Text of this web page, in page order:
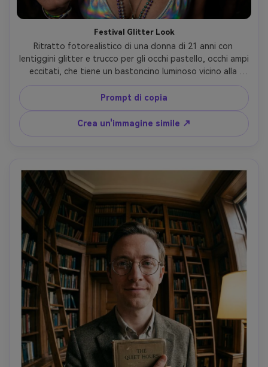
Festival Glitter Look
Ritratto fotorealistico di una donna di 21 anni con
lentiggini glitter e trucco per gli occhi pastello, occhi ampi
eccitati, che tiene un bastoncino luminoso vicino alla
guancia, top olografico e collane a strati, luci della folla
del festival musicale notturno, LED a colori misti con
foschia morbida, Sony A1, obiettivo fisheye da 8 mm f/4,
primo piano stretto con sfondo curvo drammatico bokeh,
vivace grado di contrasto elevato, struttura realistica
Prompt di copia
Crea un'immagine simile ↗